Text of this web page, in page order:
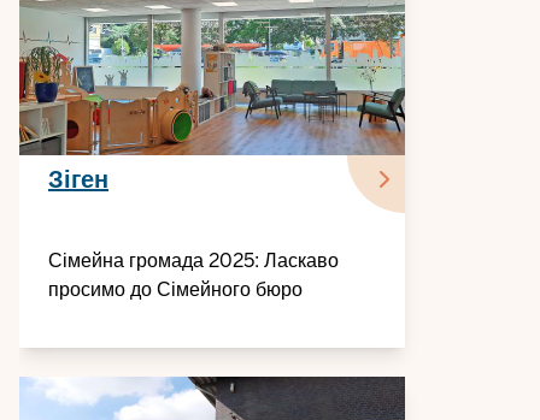
Зіген
Сімейна громада 2025: Ласкаво
просимо до Сімейного бюро